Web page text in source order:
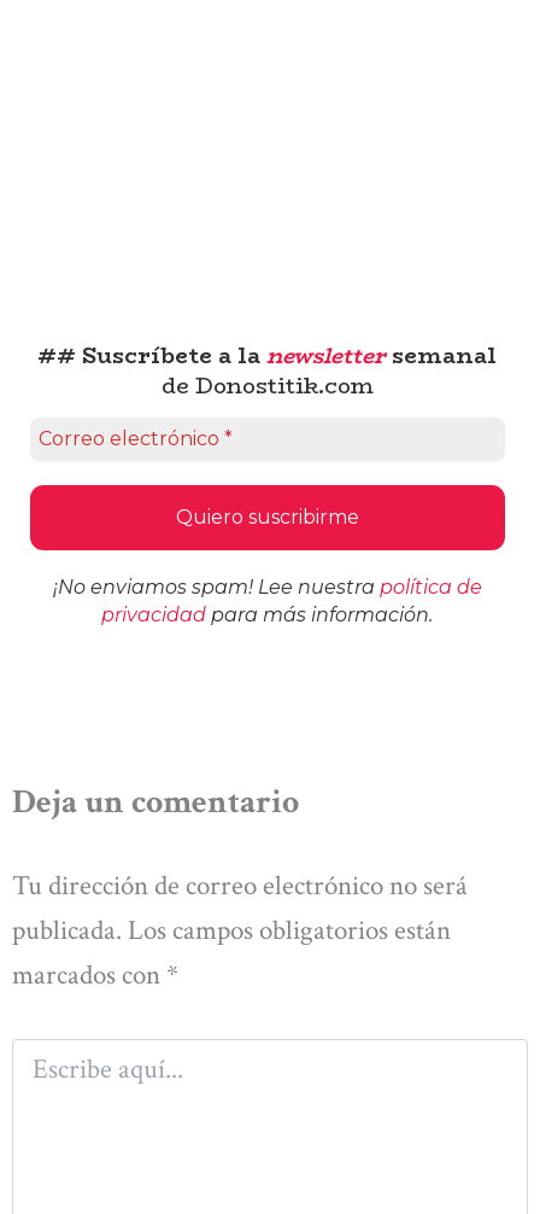
## Suscríbete a lanewslettersemanal
de Donostitik.com
¡No enviamos spam! Lee nuestra política de
privacidad para más información.
Deja un comentario
Tu dirección de correo electrónico no será
publicada. Los campos obligatorios están
marcados con *
aquí...